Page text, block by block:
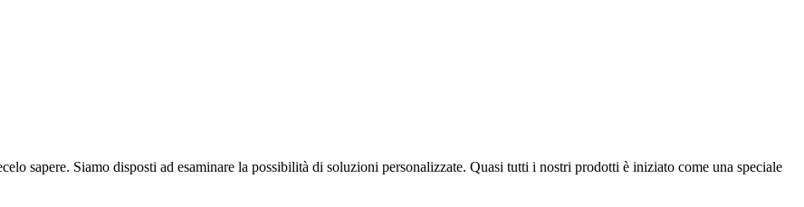
sapere. Siamo disposti ad esaminare la possibilità di soluzioni personalizzate. Quasi tutti i nostri prodotti è iniziato come una speciale